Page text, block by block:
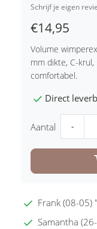
Schrijf je eigen
€14,95
Volume
mm dikte, C-
comfortabel.
Direct
Aantal -
Frank (08-05)
Samantha